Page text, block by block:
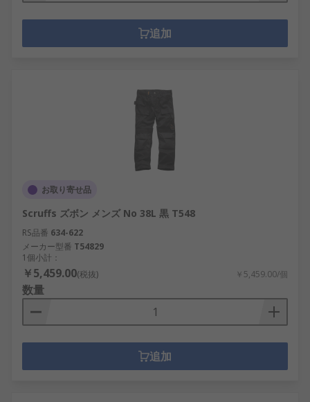
追加
お取り寄せ品
Scruffs ズボン メンズ No 38L 黒 T548
RS品番 634-622
メーカー型番 T54829
1個小計：
￥5,459.00(税抜) ￥5,459.00/個
数量
追加